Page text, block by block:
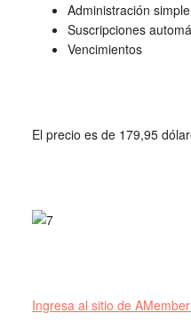
Administración
Suscripciones
Vencimientos
El precio es de 179,95
Ingresa al sitio de